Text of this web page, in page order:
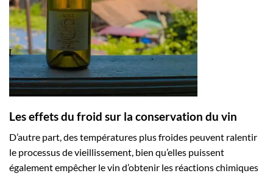
Les effets du froid sur la conservation du vin
D’autre part, des températures plus froides peuvent ralentir
le processus de vieillissement, bien qu’elles puissent
également empêcher le vin d’obtenir les réactions chimiques